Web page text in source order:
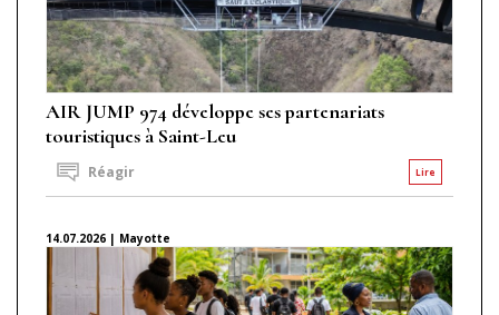
AIR JUMP 974 développe ses partenariats
touristiques à Saint-Leu
Lire
Réagir
14.07.2026 | Mayotte